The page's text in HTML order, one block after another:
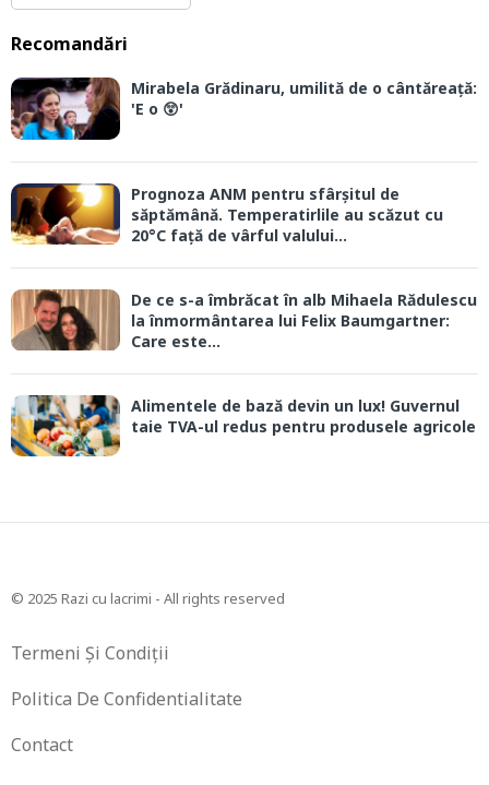
Recomandări
Mirabela Grădinaru, umilită de o cântăreață:
'E o 😲'
Prognoza ANM pentru sfârșitul de
săptămână. Temperatirlile au scăzut cu
20°C față de vârful valului...
De ce s-a îmbrăcat în alb Mihaela Rădulescu
la înmormântarea lui Felix Baumgartner:
Care este...
Alimentele de bază devin un lux! Guvernul
taie TVA-ul redus pentru produsele agricole
© 2025 Razi cu lacrimi - All rights reserved
Termeni Și Condiții
Politica De Confidentialitate
Contact